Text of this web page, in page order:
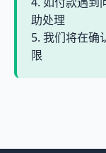
助处理
5. 我们将在确
限